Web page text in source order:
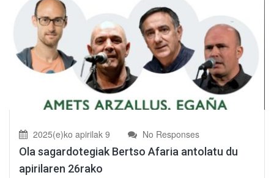
2025(e)ko apirilak 9 No Responses
Ola sagardotegiak Bertso Afaria antolatu du
apirilaren 26rako